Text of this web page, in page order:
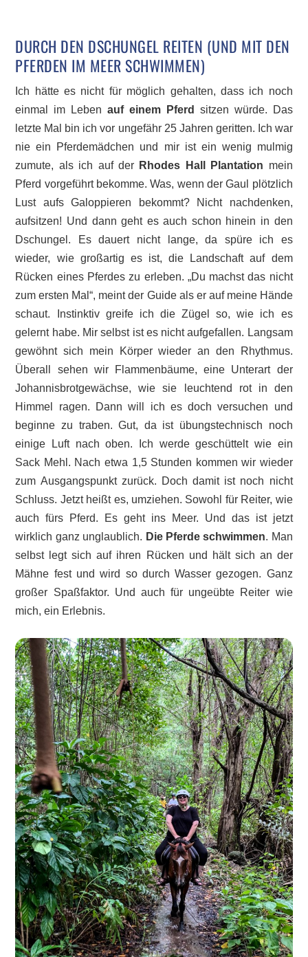
DURCH DEN DSCHUNGEL REITEN (UND MIT DEN
PFERDEN IM MEER SCHWIMMEN)
Ich hätte es nicht für möglich gehalten, dass ich noch
einmal im Lebenauf einem Pferd
sitzen würde. Das
letzte Mal bin ich vor ungefähr 25 Jahren geritten. Ich war
nie ein Pferdemädchen und mir ist ein wenig mulmig
zumute, als ich auf der Rhodes Hall Plantation mein
Pferd vorgeführt bekomme. Was, wenn der Gaul plötzlich
Lust aufs Galoppieren bekommt? Nicht nachdenken,
aufsitzen! Und dann geht es auch schon hinein in den
Dschungel. Es dauert nicht lange, da spüre ich es
wieder, wie großartig es ist, die Landschaft auf dem
Rücken eines Pferdes zu erleben. „Du machst das nicht
zum ersten Mal“, meint der Guide als er auf meine Hände
schaut. Instinktiv greife ich die Zügel so, wie ich es
gelernt habe. Mir selbst ist es nicht aufgefallen. Langsam
gewöhnt sich mein Körper wieder an den Rhythmus.
Überall sehen wir Flammenbäume, eine Unterart der
Johannisbrotgewächse, wie sie leuchtend rot in den
Himmel ragen. Dann will ich es doch versuchen und
beginne zu traben. Gut, da ist übungstechnisch noch
einige Luft nach oben. Ich werde geschüttelt wie ein
Sack Mehl. Nach etwa 1,5 Stunden kommen wir wieder
zum Ausgangspunkt zurück. Doch damit ist noch nicht
Schluss. Jetzt heißt es, umziehen. Sowohl für Reiter, wie
auch fürs Pferd. Es geht ins Meer. Und das ist jetzt
wirklich ganz unglaublich. Die Pferde schwimmen. Man
selbst legt sich auf ihren Rücken und hält sich an der
Mähne fest und wird so durch Wasser gezogen. Ganz
großer Spaßfaktor. Und auch für ungeübte Reiter wie
mich, ein Erlebnis.